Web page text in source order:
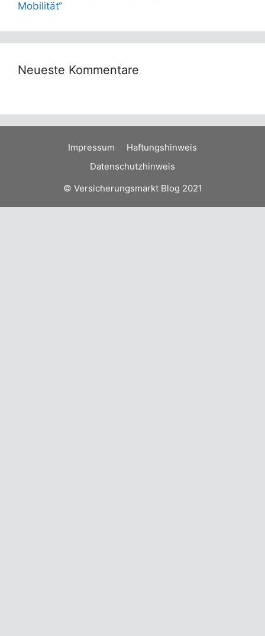
Mobilität“
Neueste Kommentare
Impressum
Haftungshinweis
Datenschutzhinweis
© Versicherungsmarkt Blog 2021